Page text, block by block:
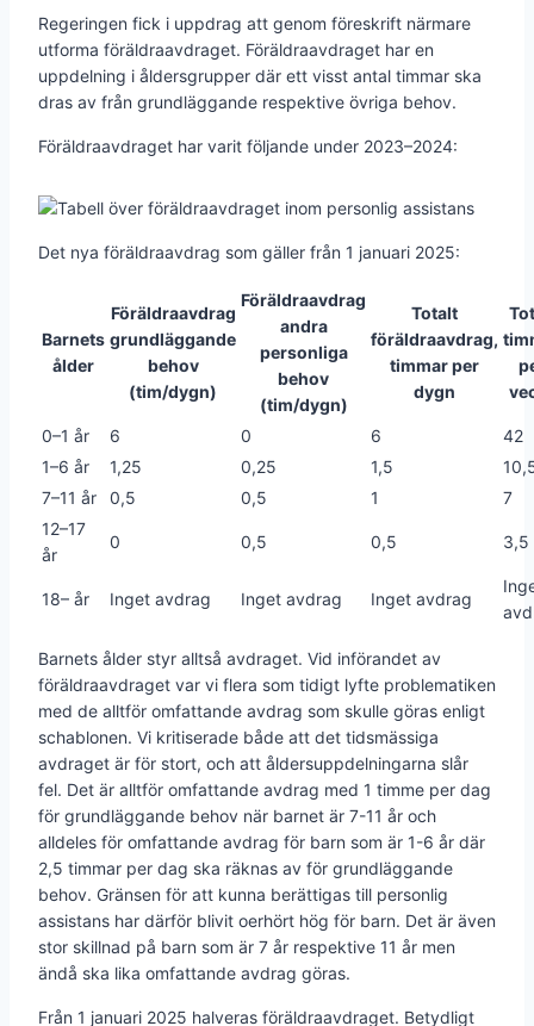
Regeringen fick i uppdrag att genom föreskrift närmare
utforma föräldraavdraget. Föräldraavdraget har en
uppdelning i åldersgrupper där ett visst antal timmar ska
dras av från grundläggande respektive övriga behov.
Föräldraavdraget har varit följande under 2023–2024:
Det nya föräldraavdrag som gäller från 1 januari 2025:
Barnets
ålder
Föräldraavdrag
grundläggande
behov
(tim/dygn)
Föräldraavdrag
andra
personliga
behov
(tim/dygn)
Totalt
föräldraavdrag,
timmar per
dygn
0–1 år 6 0 6
42
1–6 år
1,25 0,25 1,5
7–11 år
0,5 0,5 1
7
12–17
år
0 0,5 0,5 3,5
18– år Inget avdrag Inget avdrag Inget avdrag
Barnets ålder styr alltså avdraget. Vid införandet av
föräldraavdraget var vi flera som tidigt lyfte problematiken
med de alltför omfattande avdrag som skulle göras enligt
schablonen. Vi kritiserade både att det tidsmässiga
avdraget är för stort, och att åldersuppdelningarna slår
fel. Det är alltför omfattande avdrag med 1 timme per dag
för grundläggande behov när barnet är 7-11 år och
alldeles för omfattande avdrag för barn som är 1-6 år där
2,5 timmar per dag ska räknas av för grundläggande
behov. Gränsen för att kunna berättigas till personlig
assistans har därför blivit oerhört hög för barn. Det är även
stor skillnad på barn som är 7 år respektive 11 år men
ändå ska lika omfattande avdrag göras.
Från 1 januari 2025 halveras föräldraavdraget. Betydligt